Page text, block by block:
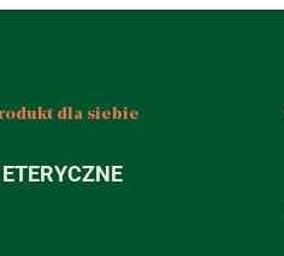
dla siebie